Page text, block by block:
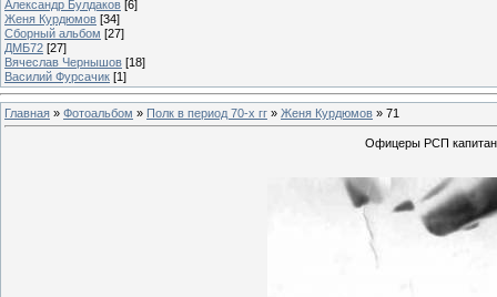
Александр Булдаков [6]
Женя Курдюмов [34]
Сборный альбом [27]
ДМБ72 [27]
Вячеслав Чернышов [18]
Василий Фурсачик [1]
Главная » Фотоальбом » Полк в период 70-х гг » Женя Курдюмов » 71
Офицеры РСП